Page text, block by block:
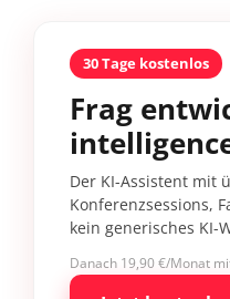
30 Tage kostenlos
Frag
Der KI-Assistent mit
Konferenzsessions,
kein generisches KI-
Danach 19,90 €/Monat